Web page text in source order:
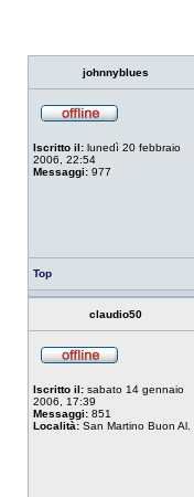
johnnyblues
Iscritto il: lunedì 20 febbraio
2006, 22:54
Messaggi: 977
Top
claudio50
Iscritto il: sabato 14 gennaio
2006, 17:39
Messaggi: 851
Località: San Martino Buon Al.